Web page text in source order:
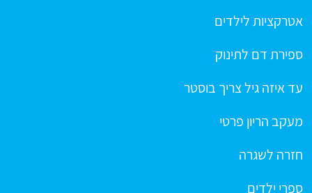
אטרקציות לילדים
ספירת דם לתינוק
עד איזה גיל צריך בוסטר
מעקב הריון פרטי
חזרה לשגרה
ספרי ילדים